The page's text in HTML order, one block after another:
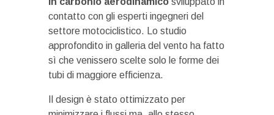
contatto con gli esperti ingegneri del
settore motociclistico. Lo studio
approfondito in galleria del vento ha fatto
sì che venissero scelte solo le forme dei
tubi di maggiore efficienza.
Il design è stato ottimizzato per